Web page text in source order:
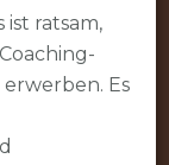
ratsam,
Es